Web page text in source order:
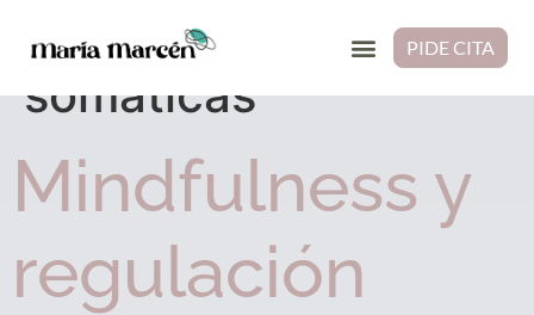
PIDE CITA
Etiqueta:
técnicas
somáticas
Mindfulness y
regulación